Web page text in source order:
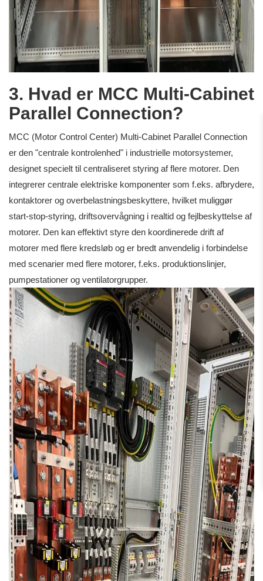
3. Hvad er MCC Multi-Cabinet
Parallel Connection?
MCC (Motor Control Center) Multi-Cabinet Parallel Connection
er den "centrale kontrolenhed" i industrielle motorsystemer,
designet specielt til centraliseret styring af flere motorer. Den
integrerer centrale elektriske komponenter som f.eks. afbrydere,
kontaktorer og overbelastningsbeskyttere, hvilket muliggør
start-stop-styring, driftsovervågning i realtid og fejlbeskyttelse af
motorer. Den kan effektivt styre den koordinerede drift af
motorer med flere kredsløb og er bredt anvendelig i forbindelse
med scenarier med flere motorer, f.eks. produktionslinjer,
pumpestationer og ventilatorgrupper.